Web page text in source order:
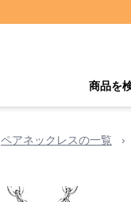
商品を
ペアネックレスの一覧 ›